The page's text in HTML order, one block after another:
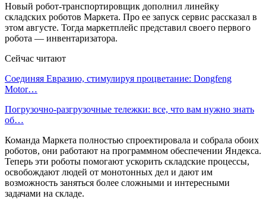
Новый робот-транспортировщик дополнил линейку
складских роботов Маркета. Про ее запуск сервис рассказал в
этом августе. Тогда маркетплейс представил своего первого
робота — инвентаризатора.
Сейчас читают
Соединяя Евразию, стимулируя процветание: Dongfeng
Motor…
Погрузочно-разгрузочные тележки: все, что вам нужно знать
об…
Команда Маркета полностью спроектировала и собрала обоих
роботов, они работают на программном обеспечении Яндекса.
Теперь эти роботы помогают ускорить складские процессы,
освобождают людей от монотонных дел и дают им
возможность заняться более сложными и интересными
задачами на складе.